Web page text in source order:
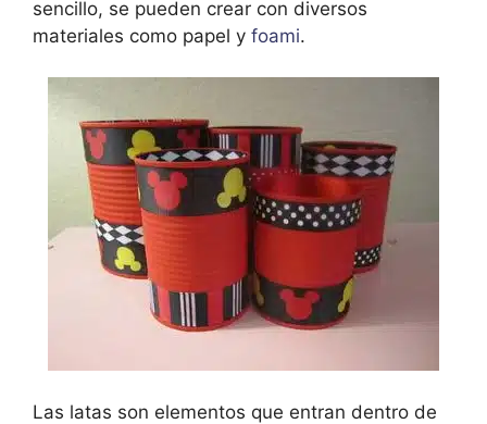
sencillo, se pueden crear con diversos
materiales como papel y foami.
Las latas son elementos que entran dentro de